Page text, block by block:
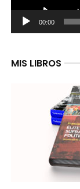
00:00
MIS LIBROS